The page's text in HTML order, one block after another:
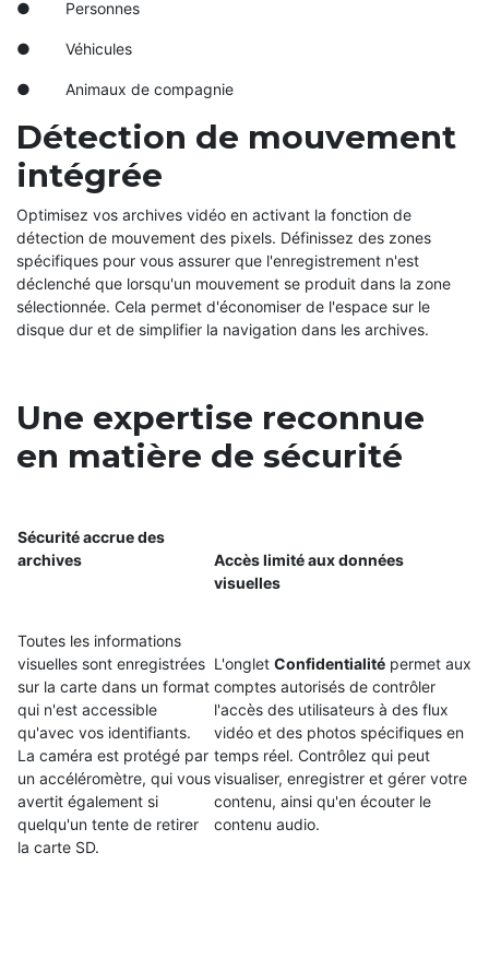
● Personnes
● Véhicules
● Animaux de compagnie
Détection de mouvement
intégrée
Optimisez vos archives vidéo en activant la fonction de
détection de mouvement des pixels. Définissez des zones
spécifiques pour vous assurer que l'enregistrement n'est
déclenché que lorsqu'un mouvement se produit dans la zone
sélectionnée. Cela permet d'économiser de l'espace sur le
disque dur et de simplifier la navigation dans les archives.
Une expertise reconnue
en matière de sécurité
Sécurité accrue des
archives
Toutes les informations
visuelles sont enregistrées
sur la carte dans un format
qui n'est accessible
qu'avec vos identifiants.
La caméra est protégé par
un accéléromètre, qui vous
avertit également si
quelqu'un tente de retirer
la carte SD.
Accès limité aux données
visuelles
L'onglet Confidentialité permet aux
comptes autorisés de contrôler
l'accès des utilisateurs à des flux
vidéo et des photos spécifiques en
temps réel. Contrôlez qui peut
visualiser, enregistrer et gérer votre
contenu, ainsi qu'en écouter le
contenu audio.